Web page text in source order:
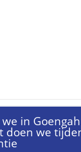
in
doen we